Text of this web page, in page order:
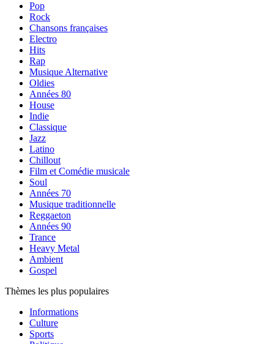
Pop
Rock
Chansons françaises
Electro
Hits
Rap
Musique Alternative
Oldies
Années 80
House
Indie
Classique
Jazz
Latino
Chillout
Film et Comédie musicale
Soul
Années 70
Musique traditionnelle
Reggaeton
Années 90
Trance
Heavy Metal
Ambient
Gospel
Thèmes les plus populaires
Informations
Culture
Sports